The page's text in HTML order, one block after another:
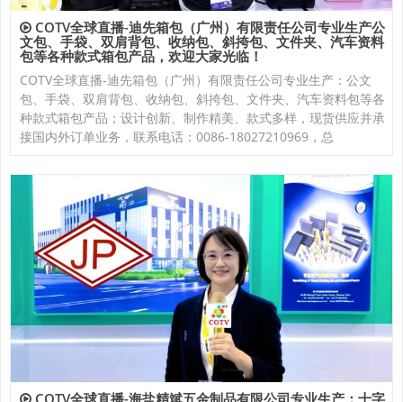
COTV全球直播-迪先箱包（广州）有限责任公司专业生产公
文包、手袋、双肩背包、收纳包、斜挎包、文件夹、汽车资料
包等各种款式箱包产品，欢迎大家光临！
COTV全球直播-迪先箱包（广州）有限责任公司专业生产：公文
包、手袋、双肩背包、收纳包、斜挎包、文件夹、汽车资料包等各
种款式箱包产品；设计创新、制作精美、款式多样，现货供应并承
接国内外订单业务，联系电话：0086-18027210969，总
COTV全球直播-海盐精斌五金制品有限公司专业生产：十字